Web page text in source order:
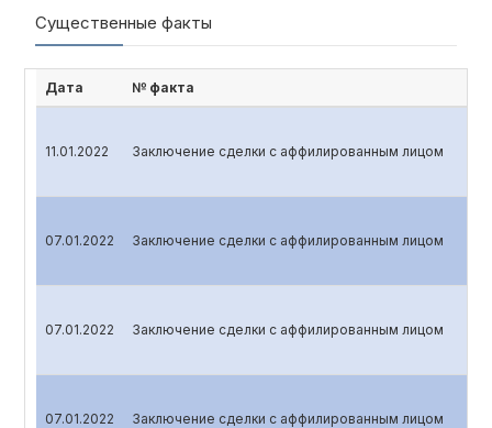
Существенные факты
Дата № факта
11.01.2022 Заключение сделки с аффилированным лицом
07.01.2022 Заключение сделки с аффилированным лицом
07.01.2022 Заключение сделки с аффилированным лицом
07.01.2022 Заключение сделки с аффилированным лицом